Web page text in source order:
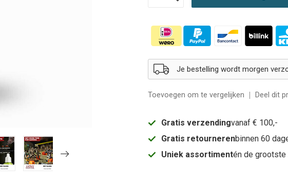
Je bestelling wordt morgen
Toevoegen om te vergelijken Deel dit
Gratis verzendingvanaf € 100,-
Gratis retournerenbinnen 60
Uniek assortimentén de grootste